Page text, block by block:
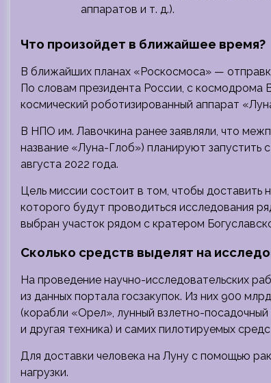
аппаратов и т. д.).
Что произойдет в ближайшее время?
В ближайших планах «Роскосмоса» —
По словам президента России, с космодрома
космический роботизированный аппарат
В НПО им. Лавочкина ранее заявляли, что
название «Луна-Глоб») планируют
августа 2022 года.
Цель миссии состоит в том, чтобы доставить
которого будут проводиться исследования
выбран участок рядом с кратером
Сколько средств выделят на
На проведение научно-исследовательских
из данных портала госзакупок. Из них 900
(корабли «Орел», лунный взлетно-
и другая техника) и самих пилотируемых
Для доставки человека на Луну с помощью
нагрузки.